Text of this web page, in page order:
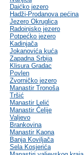
Daićko jezero
Hadži-Prodanova pećina
Jezero Okruglica
Radoinjsko jezero
Potpećko jezero
Kadinjača
Jokanovića kuća
Zapadna Srbija
Klisura Gradac
Povlen
Zvorničko jezero
Manastir Tronoša
Tršić
Manastir Lelić
Manastir Ćelije
Valjevo
Brankovina
Manastir Kaona
Banja Koviljača
Sela Kosjerića